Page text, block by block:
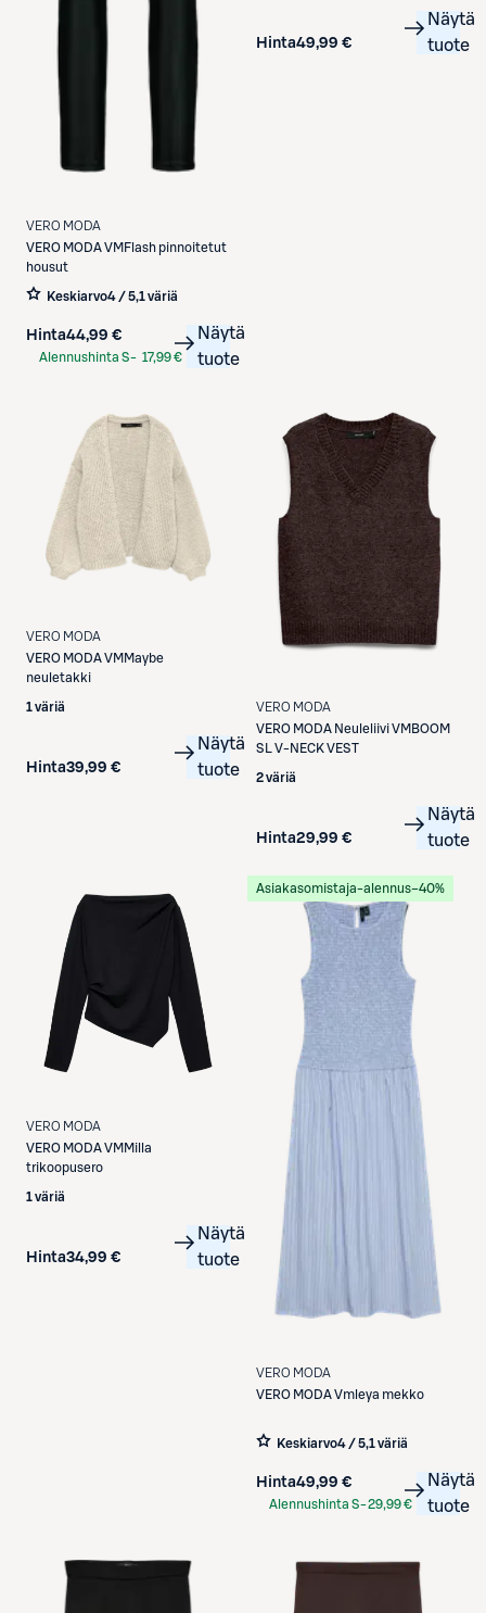
VERO MODA
VERO MODAVMFlash pinnoitetut
housut
Keskiarvo4 / 5,1 väriä
Hinta44,99 €
Alennushinta S- 17,99 €
Näytä
tuote
Hinta49,99 €
Näytä
tuote
VERO MODA
VERO MODAVMMaybe
neuletakki
1 väriä
Hinta39,99 €
Näytä
tuote
VERO MODA
VERO MODA Neuleliivi VMBOOM
SL V-NECK VEST
2 väriä
Hinta29,99 €
Näytä
tuote
VERO MODA
VERO MODAVMMilla
trikoopusero
1 väriä
Hinta34,99 €
Näytä
tuote
Asiakasomistaja-alennus−40%
VERO MODA
VERO MODAVmleya mekko
Keskiarvo4 / 5,1 väriä
Hinta49,99 €
Alennushinta S-29,99 €
Näytä
tuote